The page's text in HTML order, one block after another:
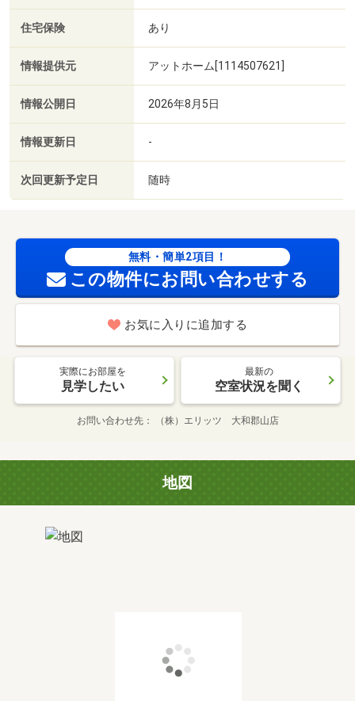
住宅保険 あり
情報提供元 アットホーム[1114507621]
情報公開日 2026年8月5日
情報更新日 -
次回更新予定日 随時
無料・簡単2項目！
この物件にお問い合わせする
お気に入りに追加する
実際にお部屋を
見学したい
最新の
空室状況を聞く
お問い合わせ先 （株）エリッツ 大和郡山店
地図